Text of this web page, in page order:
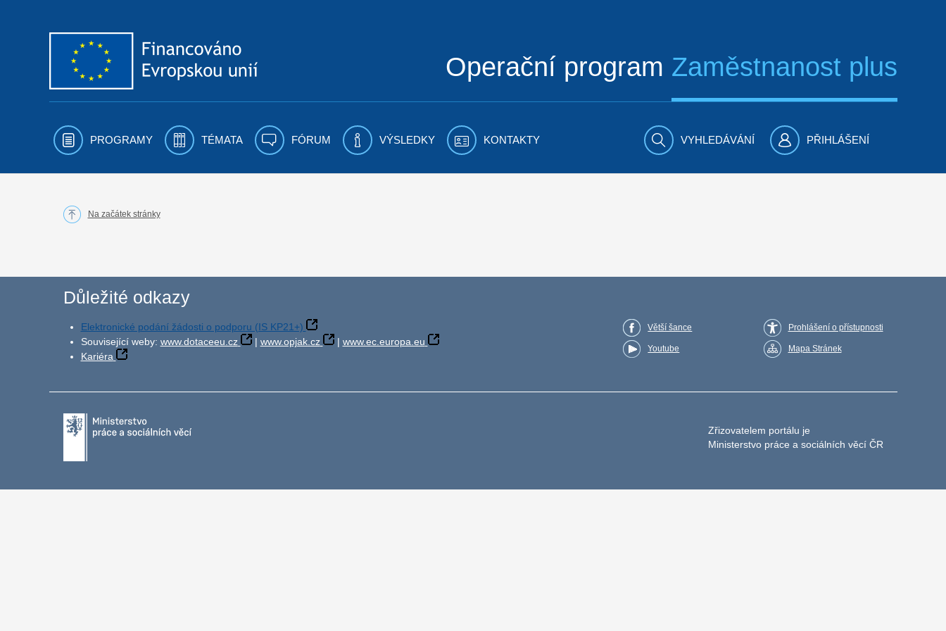
Operační program Zaměstnanost plus
PROGRAMY TÉMATA FÓRUM VÝSLEDKY KONTAKTY VYHLEDÁVÁNÍ PŘIHLÁŠENÍ
Na začátek stránky
Důležité odkazy
Elektronické podání žádosti o podporu (IS KP21+)
Související weby: www.dotaceeu.cz | www.opjak.cz | www.ec.europa.eu
Kariéra
Větší šance
Youtube
Prohlášení o přístupnosti
Mapa Stránek
Zřizovatelem portálu je
Ministerstvo práce a sociálních věcí ČR